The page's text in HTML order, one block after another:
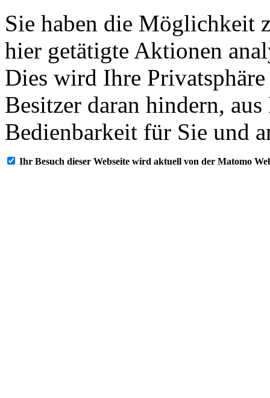
Sie haben die Möglichkeit
hier getätigte Aktionen
Dies wird Ihre
Besitzer daran hindern,
Bedienbarkeit für Sie und
Ihr Besuch dieser Webseite wird aktuell von der Matomo